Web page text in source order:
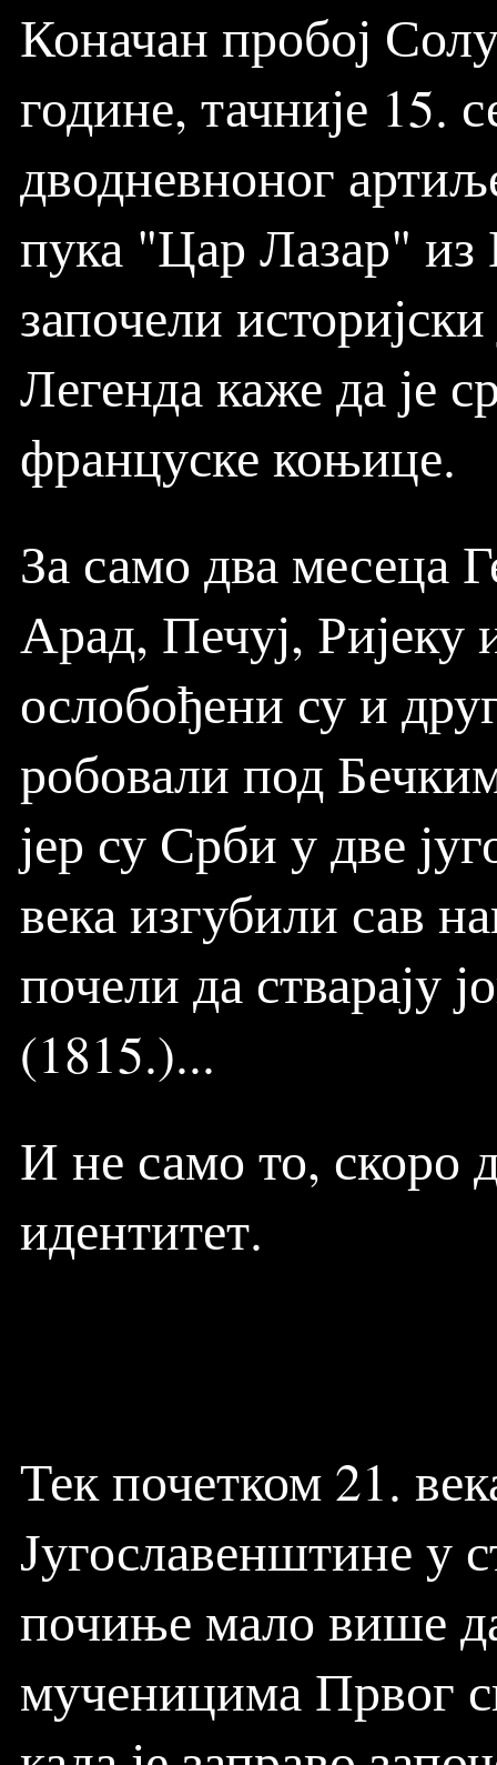
Коначан пробој
године, тачније 15.
дводневноног
пука "Цар Лазар"
започели
Легенда каже да је
француске коњице.
За само два месеца
Арад, Печуј,
ослобођени су и
робовали под
јер су Срби у две
века изгубили сав
почели да стварају
(1815.)...
И не само то, скоро
идентитет.
Тек почетком 21.
Југославенштине у
почиње мало више
мученицима Првог